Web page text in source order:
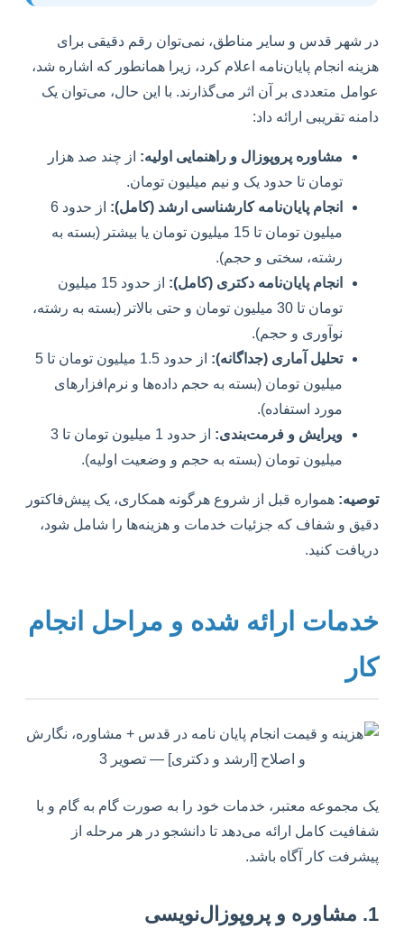
در شهر قدس و سایر مناطق، نمی‌توان رقم دقیقی برای
هزینه انجام پایان‌نامه اعلام کرد، زیرا همانطور که اشاره شد،
عوامل متعددی بر آن اثر می‌گذارند. با این حال، می‌توان یک
دامنه تقریبی ارائه داد:
مشاوره پروپوزال و راهنمایی اولیه: از چند صد هزار
تومان تا حدود یک و نیم میلیون تومان.
انجام پایان‌نامه کارشناسی ارشد (کامل):
از حدود 6
میلیون تومان تا 15 میلیون تومان یا بیشتر (بسته به
رشته، سختی و حجم).
انجام پایان‌نامه دکتری (کامل):
از حدود 15 میلیون
تومان تا 30 میلیون تومان و حتی بالاتر (بسته به رشته،
نوآوری و حجم).
تحلیل آماری (جداگانه):
از حدود 1.5 میلیون تومان تا 5
میلیون تومان (بسته به حجم داده‌ها و نرم‌افزارهای
مورد استفاده).
ویرایش و فرمت‌بندی:
از حدود 1 میلیون تومان تا 3
میلیون تومان (بسته به حجم و وضعیت اولیه).
توصیه: همواره قبل از شروع هرگونه همکاری، یک پیش‌فاکتور
دقیق و شفاف که جزئیات خدمات و هزینه‌ها را شامل شود،
دریافت کنید.
خدمات ارائه شده و مراحل انجام
کار
یک مجموعه معتبر، خدمات خود را به صورت گام به گام و با
شفافیت کامل ارائه می‌دهد تا دانشجو در هر مرحله از
پیشرفت کار آگاه باشد.
1. مشاوره و پروپوزال‌نویسی